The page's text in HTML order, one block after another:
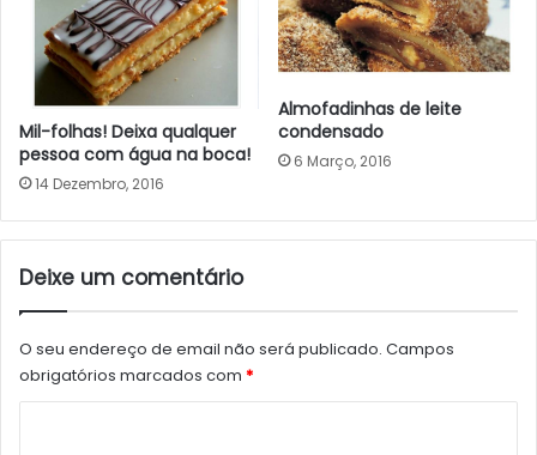
Mil-folhas! Deixa qualquer
pessoa com água na boca!
14 Dezembro, 2016
Almofadinhas de leite
condensado
6 Março, 2016
Deixe um comentário
O seu endereço de email não será publicado. Campos
obrigatórios marcados com *